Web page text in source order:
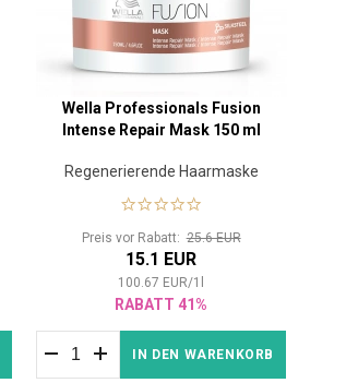
Wella Professionals Fusion
Intense Repair Mask 150 ml
Regenerierende Haarmaske
Preis vor Rabatt:25.6 EUR
15.1 EUR
100.67 EUR/1
RABATT 41%
IN DEN WARENKORB